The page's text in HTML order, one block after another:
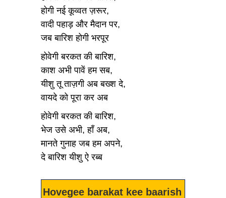
होगी नई कूव्वत ज़रूर,
वादी पहाड़ और मैदान पर,
जब बारिश होगी भरपूर
होवेगी बरकत की बारिश,
काश अभी पावें हम सब,
यीशु तू ताज़गी अब बख्श दे,
वायदे को पूरा कर अब
होवेगी बरकत की बारिश,
भेज उसे अभी, हाँ अब,
मानते गुनाह जब हम अपने,
दे बारिश यीशु ऐ रब्ब
Hovegee barakat kee baarish